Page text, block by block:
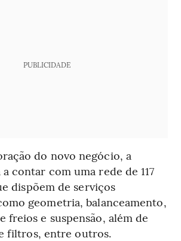
PUBLICIDADE
do novo negócio, a
a contar com uma rede de 117
dispõem de serviços
geometria, balanceamento,
freios e suspensão, além de
filtros, entre outros.